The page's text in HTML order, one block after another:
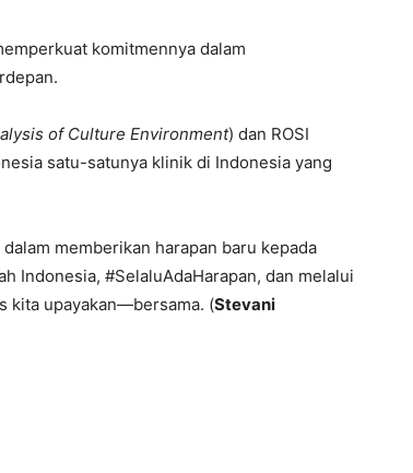
komitmennya dalam
of Culture Environment) dan ROSI
satu-satunya klinik di Indonesia yang
memberikan harapan baru kepada
Indonesia, #SelaluAdaHarapan, dan melalui
kita upayakan—bersama. (Stevani